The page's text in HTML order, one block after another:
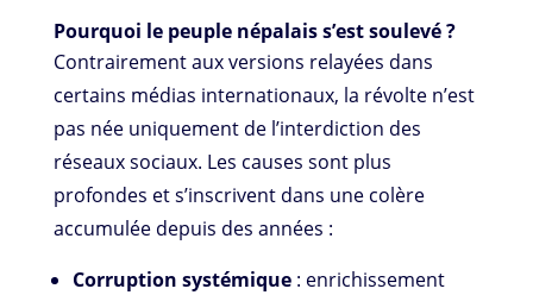
Pourquoi le peuple népalais s’est soulevé ?
Contrairement aux versions relayées dans
certains médias internationaux, la révolte n’est
pas née uniquement de l’interdiction des
réseaux sociaux. Les causes sont plus
profondes et s’inscrivent dans une colère
accumulée depuis des années :
Corruption systémique: enrichissement